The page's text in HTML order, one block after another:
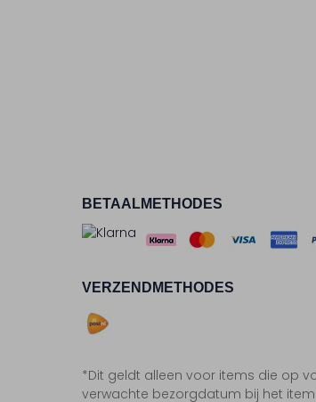
BETAALMETHODES
VERZENDMETHODES
*Dit geldt alleen voor items die op
verwachte bezorgdatum bij het